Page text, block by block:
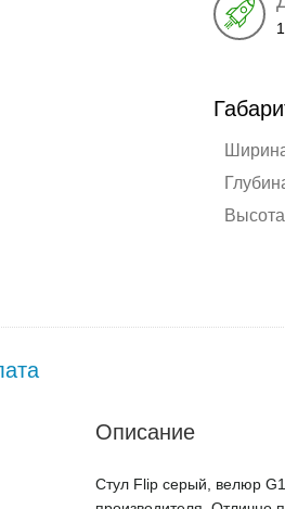
Высота
Описание
Стул Flip серый, велюр